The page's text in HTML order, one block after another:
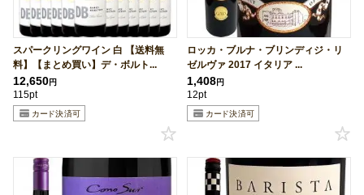
スパークリングワイン 白 【送料無
料】【まとめ買い】デ・ボルト...
12,650円
115pt
ロッカ・ブルナ・ブリンディジ・リ
ゼルヴァ 2017 イタリア ...
1,408円
12pt